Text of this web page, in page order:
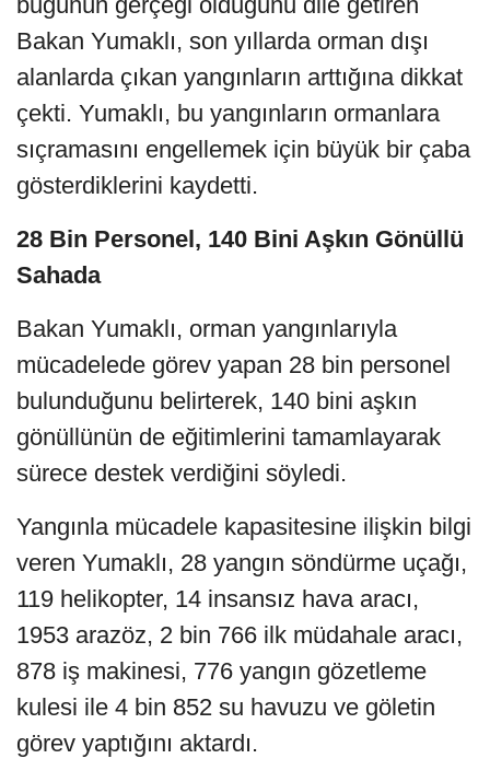
Bakan Yumaklı, son yıllarda orman dışı
alanlarda çıkan yangınların arttığına dikkat
çekti. Yumaklı, bu yangınların ormanlara
sıçramasını engellemek için büyük bir çaba
gösterdiklerini kaydetti.
28 Bin Personel, 140 Bini Aşkın Gönüllü
Sahada
Bakan Yumaklı, orman yangınlarıyla
mücadelede görev yapan 28 bin personel
bulunduğunu belirterek, 140 bini aşkın
gönüllünün de eğitimlerini tamamlayarak
sürece destek verdiğini söyledi.
Yangınla mücadele kapasitesine ilişkin bilgi
veren Yumaklı, 28 yangın söndürme uçağı,
119 helikopter, 14 insansız hava aracı,
1953 arazöz, 2 bin 766 ilk müdahale aracı,
878 iş makinesi, 776 yangın gözetleme
kulesi ile 4 bin 852 su havuzu ve göletin
görev yaptığını aktardı.